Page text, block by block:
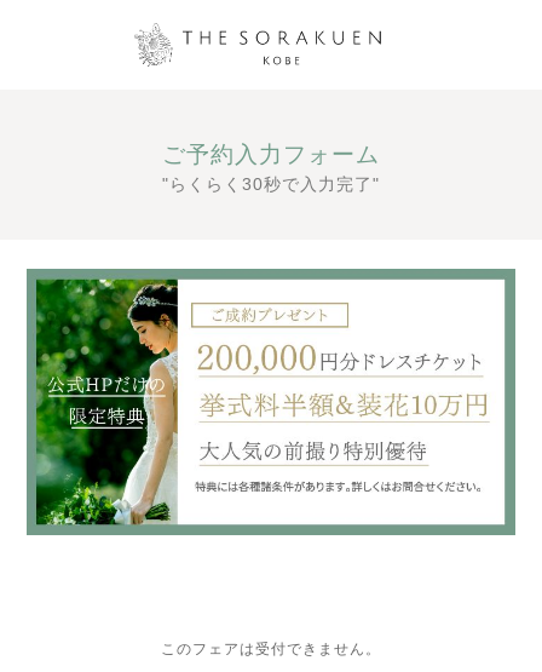
ご予約入力フォーム
"らくらく30秒で入力完了"
このフェアは受付できません。